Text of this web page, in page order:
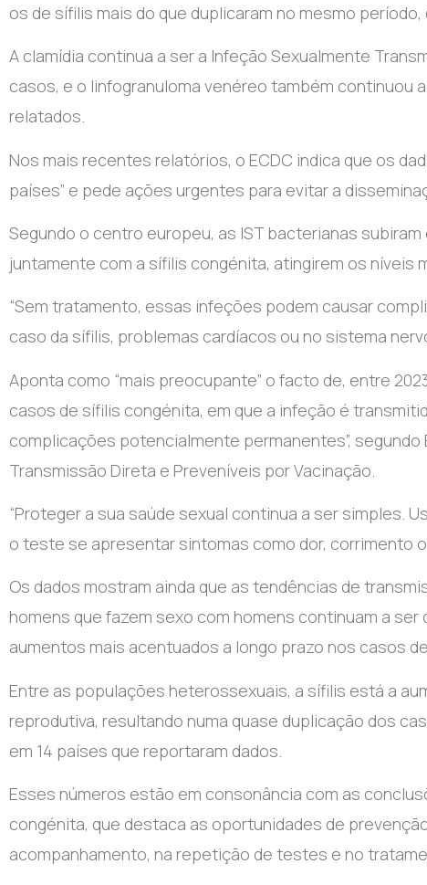
os de sífilis mais do que duplicaram no mesmo período,
A clamídia continua a ser a Infeção Sexualmente
casos, e o linfogranuloma venéreo também continuou
relatados.
Nos mais recentes relatórios, o ECDC indica que os
países” e pede ações urgentes para evitar a
Segundo o centro europeu, as IST bacterianas
juntamente com a sífilis congénita, atingirem os níveis
“Sem tratamento, essas infeções podem causar
caso da sífilis, problemas cardíacos ou no sistema
Aponta como “mais preocupante” o facto de, entre
casos de sífilis congénita, em que a infeção é
complicações potencialmente permanentes”, segundo
Transmissão Direta e Preveníveis por Vacinação.
“Proteger a sua saúde sexual continua a ser simples.
o teste se apresentar sintomas como dor, corrimento
Os dados mostram ainda que as tendências de
homens que fazem sexo com homens continuam a
aumentos mais acentuados a longo prazo nos casos
Entre as populações heterossexuais, a sífilis está a
reprodutiva, resultando numa quase duplicação dos
em 14 países que reportaram dados.
Esses números estão em consonância com as
congénita, que destaca as oportunidades de
acompanhamento, na repetição de testes e no